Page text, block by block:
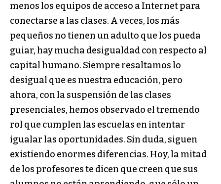
menos los equipos de acceso a Internet para
conectarse a las clases. A veces, los más
pequeños no tienen un adulto que los pueda
guiar, hay mucha desigualdad con respecto al
capital humano. Siempre resaltamos lo
desigual que es nuestra educación, pero
ahora, con la suspensión de las clases
presenciales, hemos observado el tremendo
rol que cumplen las escuelas en intentar
igualar las oportunidades. Sin duda, siguen
existiendo enormes diferencias. Hoy, la mitad
de los profesores te dicen que creen que sus